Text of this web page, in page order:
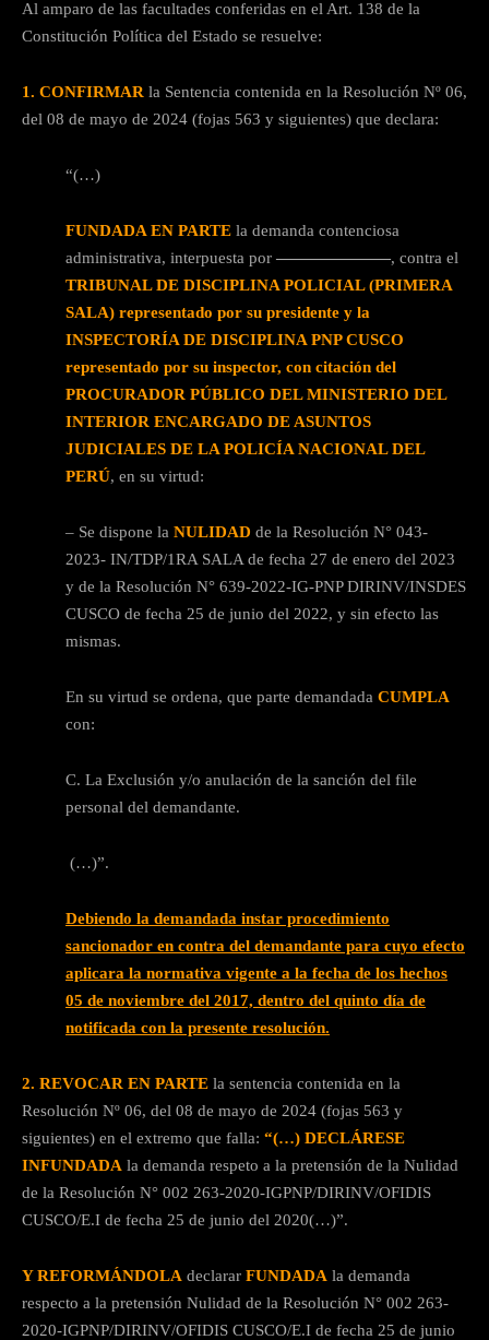
Al amparo de las facultades conferidas en el Art. 138 de la
Constitución Política del Estado se resuelve:
1. CONFIRMAR la Sentencia contenida en la Resolución Nº 06,
del 08 de mayo de 2024 (fojas 563 y siguientes) que declara:
“(…)
FUNDADA EN PARTE la demanda contenciosa
administrativa, interpuesta por ———————, contra el
TRIBUNAL DE DISCIPLINA POLICIAL (PRIMERA
SALA) representado por su presidente y la
INSPECTORÍA DE DISCIPLINA PNP CUSCO
representado por su inspector, con citación del
PROCURADOR PÚBLICO DEL MINISTERIO DEL
INTERIOR ENCARGADO DE ASUNTOS
JUDICIALES DE LA POLICÍA NACIONAL DEL
PERÚ, en su virtud:
– Se dispone la NULIDAD de la Resolución N° 043-
2023- IN/TDP/1RA SALA de fecha 27 de enero del 2023
y de la Resolución N° 639-2022-IG-PNP DIRINV/INSDES
CUSCO de fecha 25 de junio del 2022, y sin efecto las
mismas.
En su virtud se ordena, que parte demandada CUMPLA
con:
C. La Exclusión y/o anulación de la sanción del file
personal del demandante.
(…)”.
Debiendo la demandada instar procedimiento
sancionador en contra del demandante para cuyo efecto
aplicara la normativa vigente a la fecha de los hechos
05 de noviembre del 2017, dentro del quinto día de
notificada con la presente resolución.
2. REVOCAR EN PARTE la sentencia contenida en la
Resolución Nº 06, del 08 de mayo de 2024 (fojas 563 y
siguientes) en el extremo que falla: “(…) DECLÁRESE
INFUNDADA la demanda respeto a la pretensión de la Nulidad
de la Resolución N° 002 263-2020-IGPNP/DIRINV/OFIDIS
CUSCO/E.I de fecha 25 de junio del 2020(…)”.
Y REFORMÁNDOLA declarar FUNDADA la demanda
respecto a la pretensión Nulidad de la Resolución N° 002 263-
2020-IGPNP/DIRINV/OFIDIS CUSCO/E.I de fecha 25 de junio